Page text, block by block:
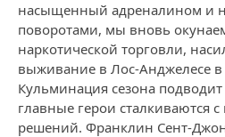
насыщенный адреналином и
поворотами, мы вновь
наркотической торговли,
выживание в Лос-Анджелесе в
Кульминация сезона
главные герои сталкиваются
решений. Франклин Сент-